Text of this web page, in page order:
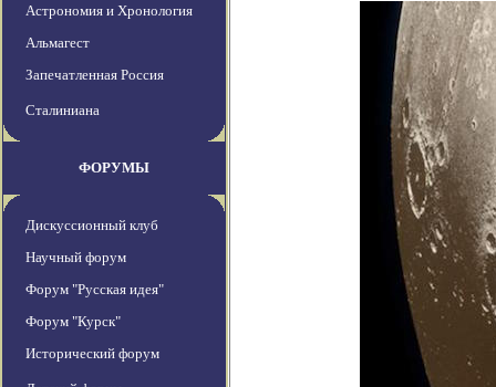
Астрономия и Хронология
Альмагест
Запечатленная Россия
Сталиниана
ФОРУМЫ
Дискуссионный клуб
Научный форум
Форум "Русская идея"
Форум "Курск"
Исторический форум